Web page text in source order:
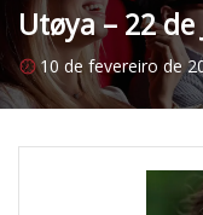
Utøya – 22 de
10 de fevereiro de